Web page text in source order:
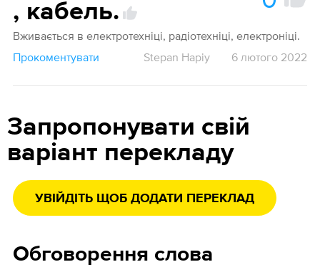
, кабель.
Вживається в електротехніці, радіотехніці, електроніці.
Прокоментувати
Stepan Hapiy 6 лютого 2022
Запропонувати свій
варіант перекладу
УВІЙДІТЬ ЩОБ ДОДАТИ ПЕРЕКЛАД
Обговорення слова